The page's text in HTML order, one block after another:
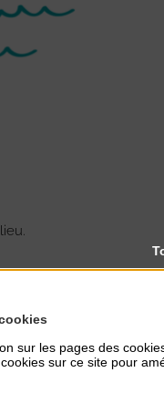
sur les pages des
sur ce site pour